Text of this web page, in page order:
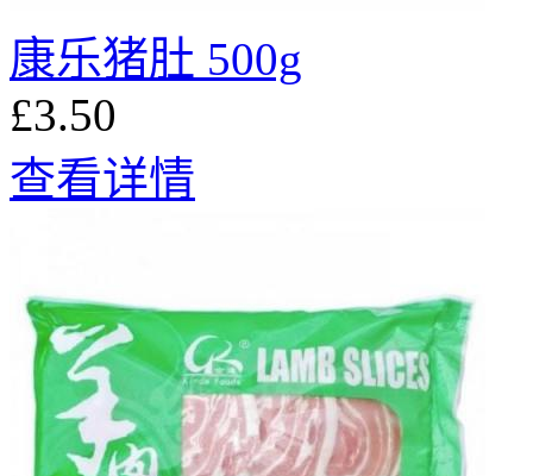
康乐猪肚 500g
£3.50
查看详情